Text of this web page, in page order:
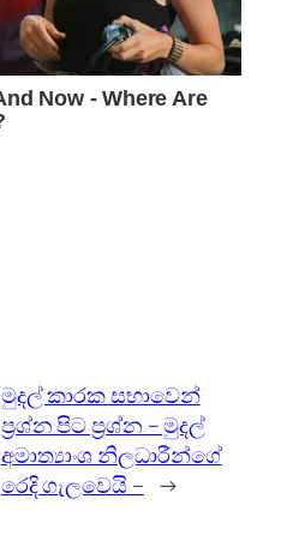
මුදල් කාරක සභාවෙන්
ප්‍රශ්න පිට ප්‍රශ්න – මුදල්
අමාත්‍යාංශ නිලධාරීන්ගේ
රෙදි ගැලවෙයි – →